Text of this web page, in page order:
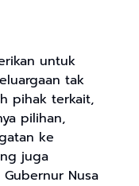
untuk
tak
pihak terkait,
pilihan,
ke
juga
Nusa